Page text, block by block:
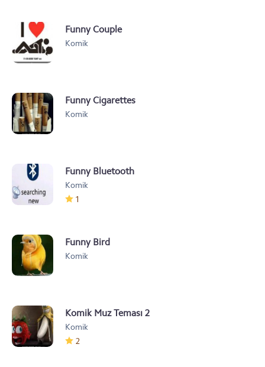
Funny Couple
Komik
Funny Cigarettes
Komik
Funny Bluetooth
Komik
1
Funny Bird
Komik
Komik Muz Teması 2
Komik
2